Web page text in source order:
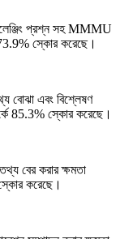
প্রশ্ন সহ MMMU
স্কোর করেছে।
বোঝা এবং বিশ্লেষণ
85.3% স্কোর করেছে।
বের করার ক্ষমতা
করেছে।